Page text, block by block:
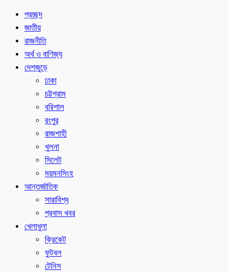
প্রচ্ছদ
জাতীয়
রাজনীতি
অর্থ ও বাণিজ্য
দেশজুড়ে
ঢাকা
চট্টগ্রাম
বরিশাল
রংপুর
রাজশাহী
খুলনা
সিলেট
ময়মনসিংহ
আন্তর্জাতিক
সারাবিশ্ব
প্রবাস খবর
খেলাধুলা
ক্রিকেট
ফুটবল
টেনিস